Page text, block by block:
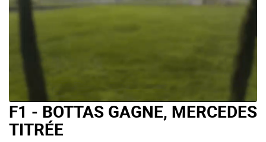
F1 - BOTTAS GAGNE, MERCEDES
TITRÉE